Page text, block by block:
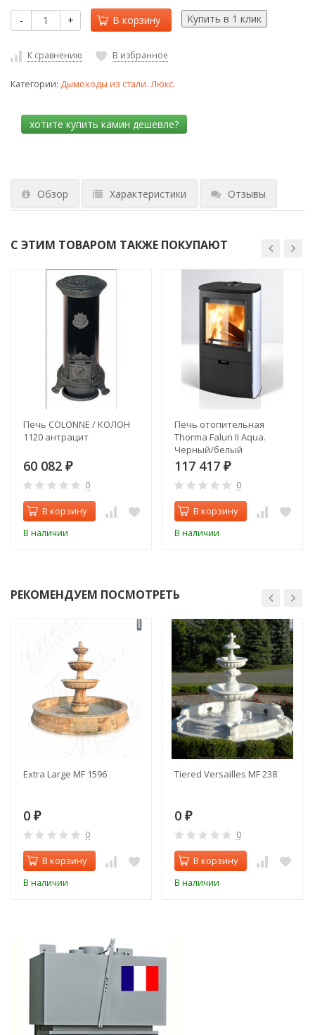
- + В корзину
К сравнению В избранное
Категории: Дымоходы из стали. Люкс.
Обзор Характеристики Отзывы
С ЭТИМ ТОВАРОМ ТАКЖЕ ПОКУПАЮТ
Печь COLONNE / КОЛОН
1120 антрацит
60 082 ₽
0
В корзину
В наличии
Печь отопительная
Thorma Falun II Aqua.
Черный/белый
117 417 ₽
0
В корзину
В наличии
РЕКОМЕНДУЕМ ПОСМОТРЕТЬ
Extra Large MF 1596
0 ₽
0
В корзину
В наличии
Tiered Versailles MF 238
0 ₽
0
В корзину
В наличии